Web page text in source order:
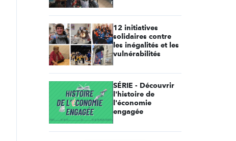
12 initiatives
solidaires contre
les inégalités et les
vulnérabilités
SÉRIE - Découvrir
l'histoire de
l'économie
engagée